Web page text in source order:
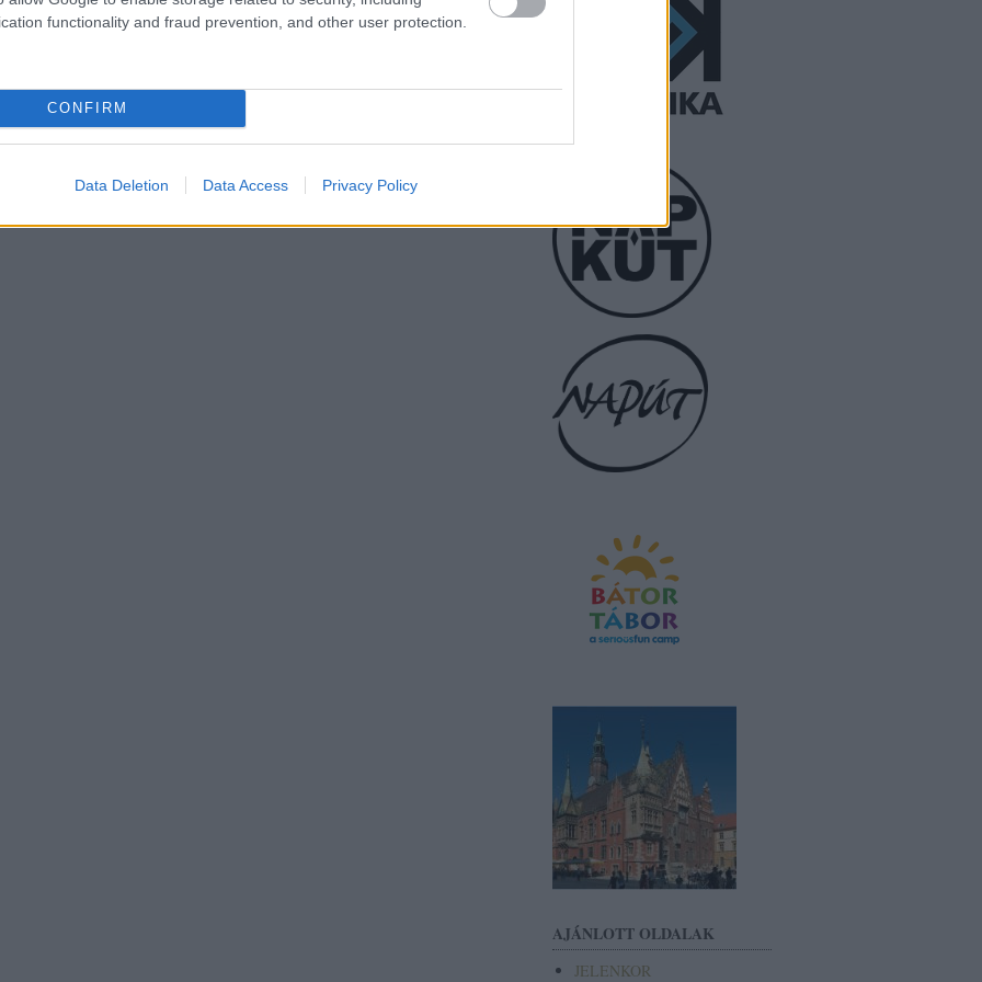
functionality and fraud prevention, and other user protection.
CONFIRM
Data Deletion Data Access Privacy Policy
AJÁNLOTT OLDALAK
JELENKOR